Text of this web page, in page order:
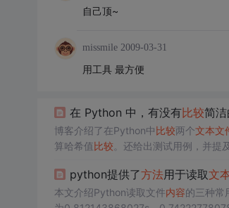
自己顶~
missmile 2009-03-31
用工具 最方便
在 Python 中，有没有比较简洁
博客介绍了在Python中比较两个文本文
算哈希值比较。还给出测试用例，并提
python提供了方法用于读取文
本文介绍Python读取文件内容的三种